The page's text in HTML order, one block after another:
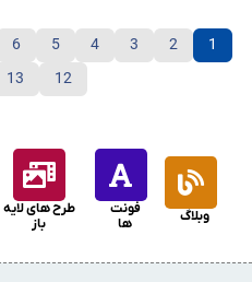
1
2
3
4
5
6
12
13
وبلاگ
فونت
ها
طرح های لایه
باز